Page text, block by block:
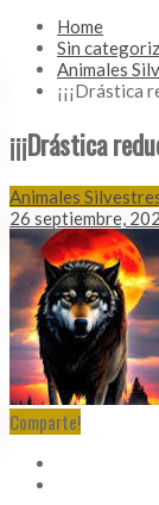
Home
Sin
Animales
¡¡¡Drástica
¡¡¡Drástica
Animales
26 septiembre,
Comparte!